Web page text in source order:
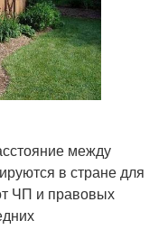
между
в стране для
ЧП и правовых